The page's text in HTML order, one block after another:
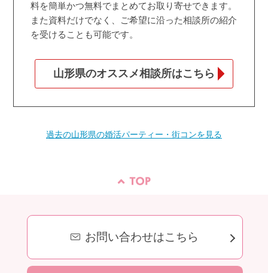
料を簡単かつ無料でまとめてお取り寄せできます。
また資料だけでなく、ご希望に沿った相談所の紹介
を受けることも可能です。
山形県のオススメ相談所はこちら
過去の山形県の婚活パーティー・街コンを見る
お問い合わせはこちら